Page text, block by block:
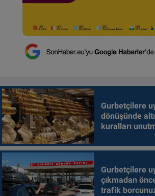
Gurbetçilere
dönüşünde
kuralları
Gurbetçilere
çıkmadan
trafik